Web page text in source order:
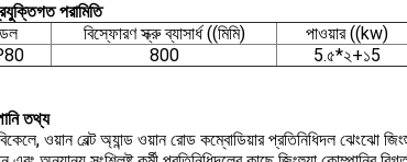
পরামিতি
বিস্ফোরণ স্ক্রু ব্যাসার্ধ ((মিমি) পাওয়ার ((kw)
800 5.৫*২+১5
তথ্য
ওয়ান বেল্ট অ্যান্ড ওয়ান রোড কম্বোডিয়ার প্রতিনিধিদল ঝেংঝো